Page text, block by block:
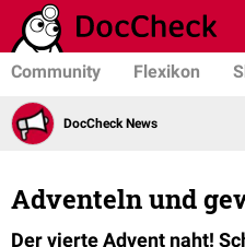
Community Flexikon
DocCheck News
Adventeln und
Der vierte Advent naht!